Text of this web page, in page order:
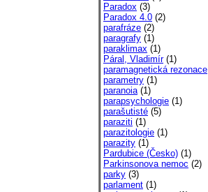
Paradox (3)
Paradox 4.0 (2)
parafráze (2)
paragrafy (1)
paraklimax (1)
Páral, Vladimír(1)
paramagnetická rezonace
parametry (1)
paranoia(1)
parapsychologie (1)
parašutisté (5)
paraziti (1)
parazitologie (1)
parazity (1)
Pardubice (Česko) (1)
Parkinsonova nemoc (2)
parky (3)
parlament (1)